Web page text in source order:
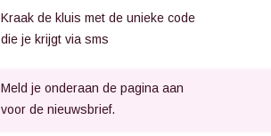
Kraak de kluis met de unieke code
die je krijgt via sms
Meld je onderaan de pagina aan
voor de nieuwsbrief.